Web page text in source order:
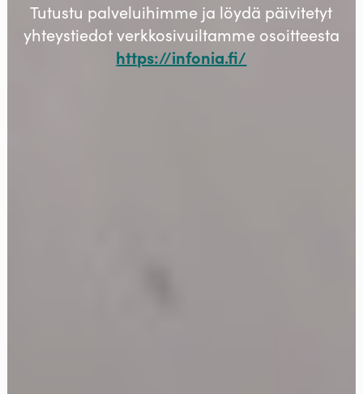
Tutustu palveluihimme ja löydä päivitetyt
yhteystiedot verkkosivuiltamme osoitteesta
https://infonia.fi/